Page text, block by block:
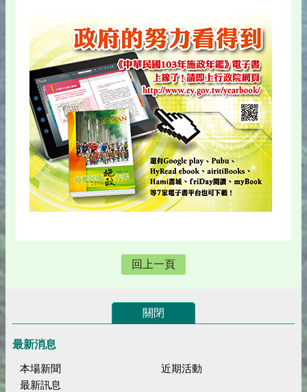
回上一頁
關閉
最新消息
本場新聞
近期活動
最新訊息